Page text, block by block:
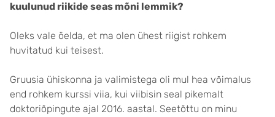
kuulunud riikide seas mõni lemmik?
Oleks vale öelda, et ma olen ühest riigist rohkem
huvitatud kui teisest.
Gruusia ühiskonna ja valimistega oli mul hea võimalus
end rohkem kurssi viia, kui viibisin seal pikemalt
doktoriõpingute ajal 2016. aastal. Seetõttu on minu